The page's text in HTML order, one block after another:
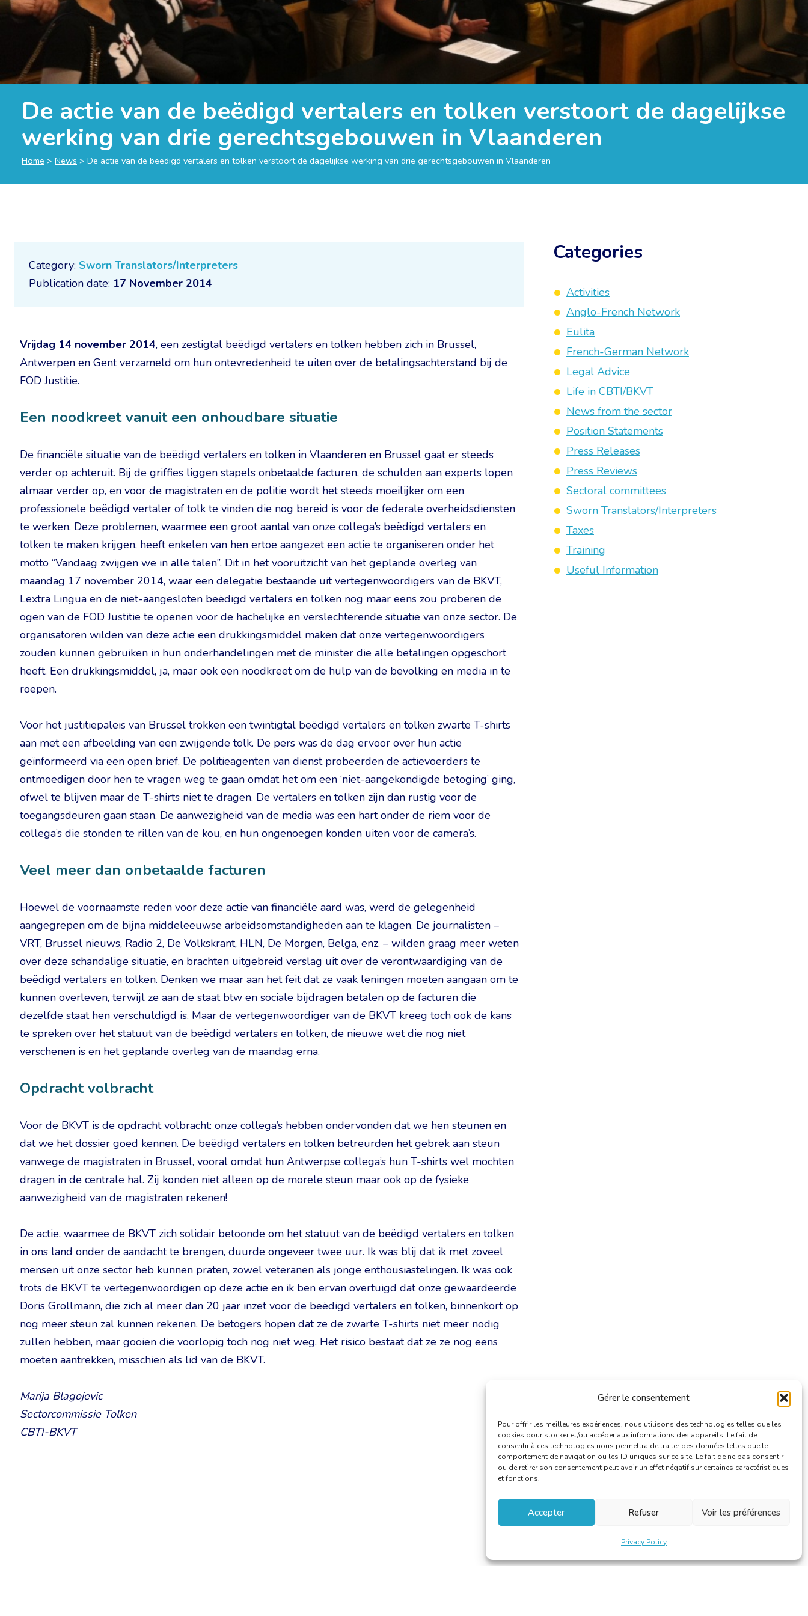
Gérer le consentement
Pour offrir les meilleures expériences, nous utilisons des technologies telles que les
cookies pour stocker et/ou accéder aux informations des appareils. Le fait de
consentir à ces technologies nous permettra de traiter des données telles que le
comportement de navigation ou les ID uniques sur ce site. Le fait de ne pas consentir
ou de retirer son consentement peut avoir un effet négatif sur certaines caractéristiques
et fonctions.
Accepter Refuser Voir les préférences
Privacy Policy
De actie van de beëdigd vertalers en tolken verstoort de dagelijkse
werking van drie gerechtsgebouwen in Vlaanderen
Home > News > De actie van de beëdigd vertalers en tolken verstoort de dagelijkse werking van drie gerechtsgebouwen in Vlaanderen
Category: Sworn Translators/Interpreters
Publication date: 17 November 2014
Vrijdag 14 november 2014, een zestigtal beëdigd vertalers en tolken hebben zich in Brussel,
Antwerpen en Gent verzameld om hun ontevredenheid te uiten over de betalingsachterstand bij de
FOD Justitie.
Een noodkreet vanuit een onhoudbare situatie
De financiële situatie van de beëdigd vertalers en tolken in Vlaanderen en Brussel gaat er steeds
verder op achteruit. Bij de griffies liggen stapels onbetaalde facturen, de schulden aan experts lopen
almaar verder op, en voor de magistraten en de politie wordt het steeds moeilijker om een
professionele beëdigd vertaler of tolk te vinden die nog bereid is voor de federale overheidsdiensten
te werken. Deze problemen, waarmee een groot aantal van onze collega’s beëdigd vertalers en
tolken te maken krijgen, heeft enkelen van hen ertoe aangezet een actie te organiseren onder het
motto “Vandaag zwijgen we in alle talen”. Dit in het vooruitzicht van het geplande overleg van
maandag 17 november 2014, waar een delegatie bestaande uit vertegenwoordigers van de BKVT,
Lextra Lingua en de niet-aangesloten beëdigd vertalers en tolken nog maar eens zou proberen de
ogen van de FOD Justitie te openen voor de hachelijke en verslechterende situatie van onze sector. De
organisatoren wilden van deze actie een drukkingsmiddel maken dat onze vertegenwoordigers
zouden kunnen gebruiken in hun onderhandelingen met de minister die alle betalingen opgeschort
heeft. Een drukkingsmiddel, ja, maar ook een noodkreet om de hulp van de bevolking en media in te
roepen.
Voor het justitiepaleis van Brussel trokken een twintigtal beëdigd vertalers en tolken zwarte T-shirts
aan met een afbeelding van een zwijgende tolk. De pers was de dag ervoor over hun actie
geïnformeerd via een open brief. De politieagenten van dienst probeerden de actievoerders te
ontmoedigen door hen te vragen weg te gaan omdat het om een ‘niet-aangekondigde betoging’ ging,
ofwel te blijven maar de T-shirts niet te dragen. De vertalers en tolken zijn dan rustig voor de
toegangsdeuren gaan staan. De aanwezigheid van de media was een hart onder de riem voor de
collega’s die stonden te rillen van de kou, en hun ongenoegen konden uiten voor de camera’s.
Veel meer dan onbetaalde facturen
Hoewel de voornaamste reden voor deze actie van financiële aard was, werd de gelegenheid
aangegrepen om de bijna middeleeuwse arbeidsomstandigheden aan te klagen. De journalisten –
VRT, Brussel nieuws, Radio 2, De Volkskrant, HLN, De Morgen, Belga, enz. – wilden graag meer weten
over deze schandalige situatie, en brachten uitgebreid verslag uit over de verontwaardiging van de
beëdigd vertalers en tolken. Denken we maar aan het feit dat ze vaak leningen moeten aangaan om te
kunnen overleven, terwijl ze aan de staat btw en sociale bijdragen betalen op de facturen die
dezelfde staat hen verschuldigd is. Maar de vertegenwoordiger van de BKVT kreeg toch ook de kans
te spreken over het statuut van de beëdigd vertalers en tolken, de nieuwe wet die nog niet
verschenen is en het geplande overleg van de maandag erna.
Opdracht volbracht
Voor de BKVT is de opdracht volbracht: onze collega’s hebben ondervonden dat we hen steunen en
dat we het dossier goed kennen. De beëdigd vertalers en tolken betreurden het gebrek aan steun
vanwege de magistraten in Brussel, vooral omdat hun Antwerpse collega’s hun T-shirts wel mochten
dragen in de centrale hal. Zij konden niet alleen op de morele steun maar ook op de fysieke
aanwezigheid van de magistraten rekenen!
De actie, waarmee de BKVT zich solidair betoonde om het statuut van de beëdigd vertalers en tolken
in ons land onder de aandacht te brengen, duurde ongeveer twee uur. Ik was blij dat ik met zoveel
mensen uit onze sector heb kunnen praten, zowel veteranen als jonge enthousiastelingen. Ik was ook
trots de BKVT te vertegenwoordigen op deze actie en ik ben ervan overtuigd dat onze gewaardeerde
Doris Grollmann, die zich al meer dan 20 jaar inzet voor de beëdigd vertalers en tolken, binnenkort op
nog meer steun zal kunnen rekenen. De betogers hopen dat ze de zwarte T-shirts niet meer nodig
zullen hebben, maar gooien die voorlopig toch nog niet weg. Het risico bestaat dat ze ze nog eens
moeten aantrekken, misschien als lid van de BKVT.
Marija Blagojevic
Sectorcommissie Tolken
CBTI-BKVT
Categories
Activities
Anglo-French Network
Eulita
French-German Network
Legal Advice
Life in CBTI/BKVT
News from the sector
Position Statements
Press Releases
Press Reviews
Sectoral committees
Sworn Translators/Interpreters
Taxes
Training
Useful Information